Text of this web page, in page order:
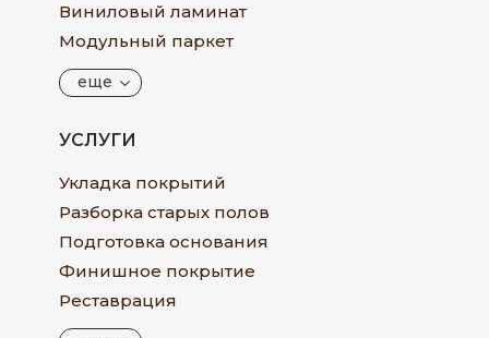
Виниловый ламинат
Модульный паркет
еще
УСЛУГИ
Укладка покрытий
Разборка старых полов
Подготовка основания
Финишное покрытие
Реставрация